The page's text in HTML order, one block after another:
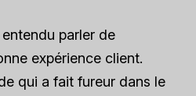
parler de
expérience client.
qui a fait fureur dans le